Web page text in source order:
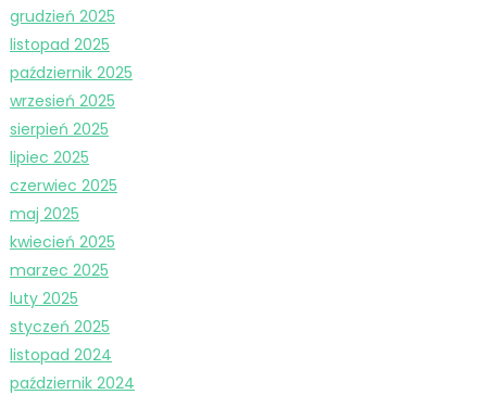
grudzień 2025
listopad 2025
październik 2025
wrzesień 2025
sierpień 2025
lipiec 2025
czerwiec 2025
maj 2025
kwiecień 2025
marzec 2025
luty 2025
styczeń 2025
listopad 2024
październik 2024